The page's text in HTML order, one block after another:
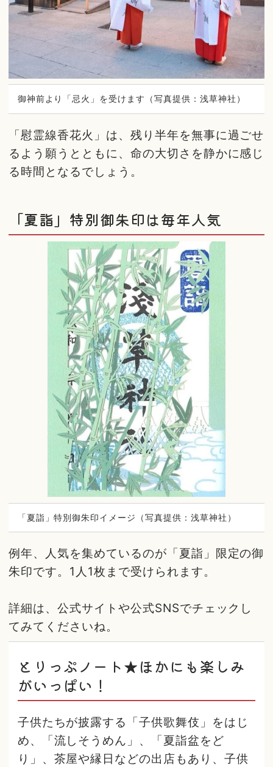
御神前より「忌火」を受けます（写真提供：浅草神社）
「慰霊線香花火」は、残り半年を無事に過ごせ
るよう願うとともに、命の大切さを静かに感じ
る時間となるでしょう。
「夏詣」特別御朱印は毎年人気
「夏詣」特別御朱印イメージ（写真提供：浅草神社）
例年、人気を集めているのが「夏詣」限定の御
朱印です。1人1枚まで受けられます。
詳細は、公式サイトや公式SNSでチェックし
てみてくださいね。
とりっぷノート★ほかにも楽しみ
がいっぱい！
子供たちが披露する「子供歌舞伎」をはじ
め、「流しそうめん」、「夏詣盆をど
り」、茶屋や縁日などの出店もあり、子供